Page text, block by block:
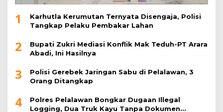
1
Karhutla Kerumutan Ternyata Disengaja, Polisi
Tangkap Pelaku Pembakar Lahan
2
Bupati Zukri Mediasi Konflik Mak Teduh-PT Arara
Abadi, Ini Hasilnya
3
Polisi Gerebek Jaringan Sabu di Pelalawan, 3
Orang Ditangkap
4
Polres Pelalawan Bongkar Dugaan Illegal
Logging, Dua Truk Kayu Tanpa Dokumen